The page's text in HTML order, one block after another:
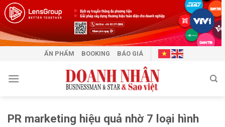
Skip
to
content
ẤN PHẨM BOOKING BÁO GIÁ
PR marketing hiệu quả nhờ 7 loại hình